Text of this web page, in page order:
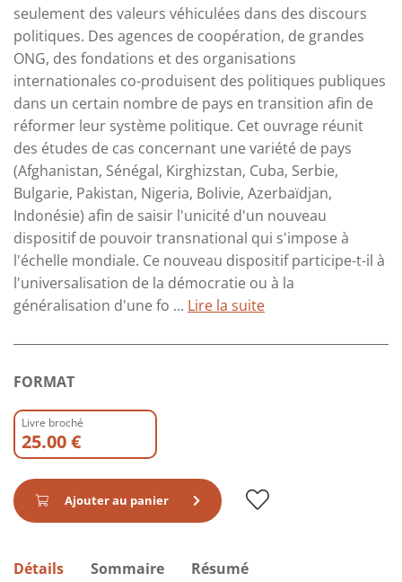
seulement des valeurs véhiculées dans des discours
politiques. Des agences de coopération, de grandes
ONG, des fondations et des organisations
internationales co-produisent des politiques publiques
dans un certain nombre de pays en transition afin de
réformer leur système politique. Cet ouvrage réunit
des études de cas concernant une variété de pays
(Afghanistan, Sénégal, Kirghizstan, Cuba, Serbie,
Bulgarie, Pakistan, Nigeria, Bolivie, Azerbaïdjan,
Indonésie) afin de saisir l'unicité d'un nouveau
dispositif de pouvoir transnational qui s'impose à
l'échelle mondiale. Ce nouveau dispositif participe-t-il à
l'universalisation de la démocratie ou à la
généralisation d'une fo ... Lire la suite
FORMAT
Livre broché
25.00 €
Ajouter au panier
Détails Sommaire Résumé